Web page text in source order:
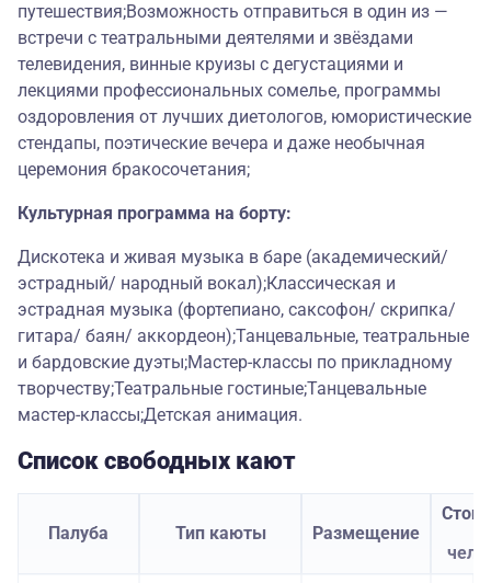
путешествия;Возможность отправиться в один из —
встречи с театральными деятелями и звёздами
телевидения, винные круизы с дегустациями и
лекциями профессиональных сомелье, программы
оздоровления от лучших диетологов, юмористические
стендапы, поэтические вечера и даже необычная
церемония бракосочетания;
Культурная программа на борту:
Дискотека и живая музыка в баре (академический/
эстрадный/ народный вокал);Классическая и
эстрадная музыка (фортепиано, саксофон/ скрипка/
гитара/ баян/ аккордеон);Танцевальные, театральные
и бардовские дуэты;Мастер-классы по прикладному
творчеству;Театральные гостиные;Танцевальные
мастер-классы;Детская анимация.
Список свободных кают
Палуба Тип каюты Размещение